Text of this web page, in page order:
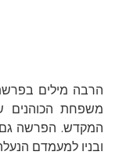
הרבה מילים
משפחת הכוהנים
המקדש. הפרשה
ובניו למעמדם